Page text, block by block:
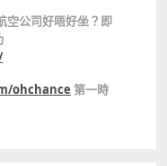
空公司好唔好坐？即
ohchance 第一時